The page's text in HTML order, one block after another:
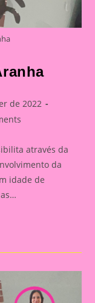
de 2022
através da
da
idade de